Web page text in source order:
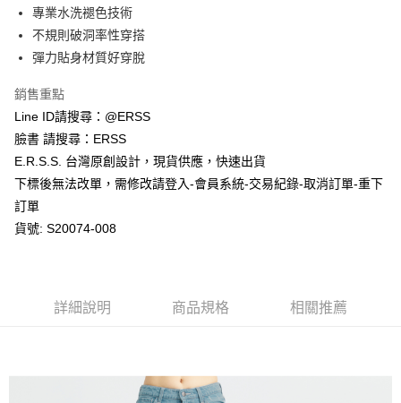
ATM／網路銀行／等多元方式進行付款，方視為交易完成。
※ 請注意：結帳手續完成當下不需立刻繳費，但若您需要取消訂單，請聯絡
購買商品的店家。未經商家同意取消之訂單仍視為有效，需透過AFTEE先享
後付繳納相關費用。
是否繳費成功／繳費後需取消欲退款等相關疑問，請聯繫「AFTEE先享後付
客戶支援中心」 https://netprotections.freshdesk.com/support/home
【注意事項】
１．透過由恩沛科技股份有限公司提供之「AFTEE先享後付」服務完成之交
易，需依本服務之必要範圍內提供個人資料，並將交易相關給付款項請求債
２．關於個人資料處理事宜，請瀏覽以下網址：
https://aftee.tw/terms/#terms3
時審查核予不同之上限額度；若仍有額度不足之情形，本公司將視審查結果
每筆NT$80，滿NT$1,200(含以上)免運費
7-11取貨付款
每筆NT$80，滿NT$1,200(含以上)免運費
付款後7-11取貨
每筆NT$80，滿NT$1,200(含以上)免運費
專業水洗褪色技術
不規則破洞率性穿搭
彈力貼身材質好穿脫
銷售重點
Line ID請搜尋：@ERSS
臉書 請搜尋：ERSS
E.R.S.S. 台灣原創設計，現貨供應，快速出貨
下標後無法改單，需修改請登入-會員系統-交易紀錄-取消訂單-重下
訂單
貨號: S20074-008
詳細說明 商品規格 相關推薦